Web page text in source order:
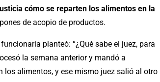
cómo se reparten los alimentos en la
de acopio de productos.
funcionaria planteó: “¿Qué sabe el juez, para
la semana anterior y mandó a
los alimentos, y ese mismo juez salió al otro